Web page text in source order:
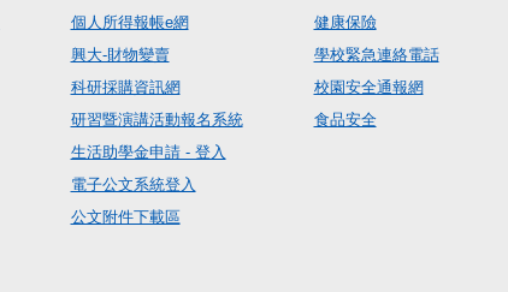
個人所得報帳e網
興大-財物變賣
科研採購資訊網
研習暨演講活動報名系統
生活助學金申請 - 登入
電子公文系統登入
公文附件下載區
健康保險
學校緊急連絡電話
校園安全通報網
食品安全